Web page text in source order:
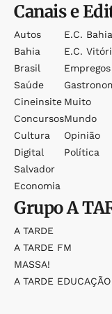
Canais e
Autos
Bahia
Brasil
Saúde
Cineinsite
Concursos
Cultura
Digital
Salvador
Economia
E.c. Bahia
E.c.
Empregos
Muito
Mundo
Opinião
Política
GrupoA
A TARDE
A TARDE FM
MASSA!
A TARDE EDUCAÇÃO